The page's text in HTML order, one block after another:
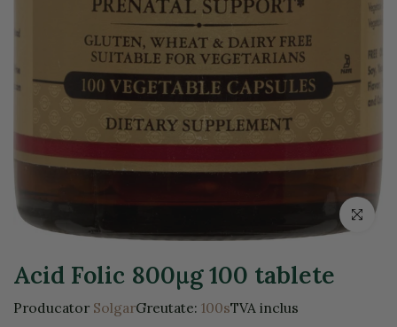
Click
Acid Folic 800μg 100 tablete
Producator SolgarGreutate: 100sTVA inclus